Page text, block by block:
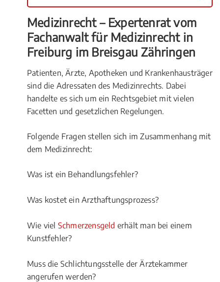
Medizinrecht – Expertenrat vom
Fachanwalt für Medizinrecht in
Freiburg im Breisgau Zähringen
Patienten, Ärzte, Apotheken und Krankenhausträger
sind die Adressaten des Medizinrechts. Dabei
handelte es sich um ein Rechtsgebiet mit vielen
Facetten und gesetzlichen Regelungen.
Folgende Fragen stellen sich im Zusammenhang mit
dem Medizinrecht:
Was ist ein Behandlungsfehler?
Was kostet ein Arzthaftungsprozess?
Wie viel Schmerzensgeld erhält man bei einem
Kunstfehler?
Muss die Schlichtungsstelle der Ärztekammer
angerufen werden?